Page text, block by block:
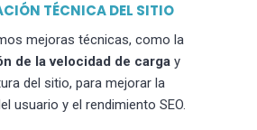
TÉCNICA DEL SITIO
mejoras técnicas, como la
de la velocidad de carga y
del sitio, para mejorar la
usuario y el rendimiento SEO.